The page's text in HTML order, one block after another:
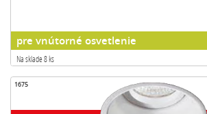
pre vnútorné osvetlenie
Na sklade 8 ks
1675